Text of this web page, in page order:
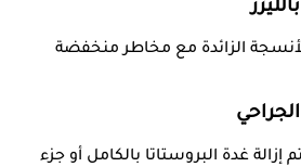
الأنسجة الزائدة مع مخاطر منخفضة
إزالة غدة البروستاتا بالكامل أو جزء